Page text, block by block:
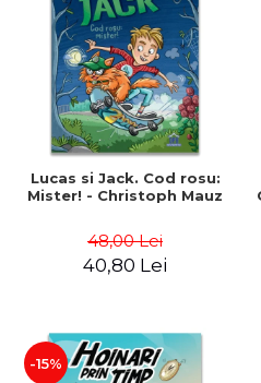
Lucas si Jack. Cod rosu:
Mister! - Christoph Mauz
48,00 Lei
40,80 Lei
-15%